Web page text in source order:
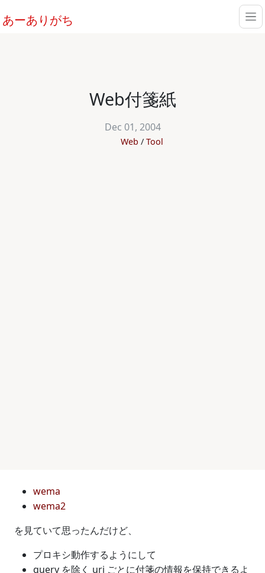
あーありがち
Web付箋紙
Dec 01, 2004
Web Tool
wema
wema2
を見ていて思ったんだけど、
プロキシ動作するようにして
query を除く uri ごとに付箋の情報を保持できるよ